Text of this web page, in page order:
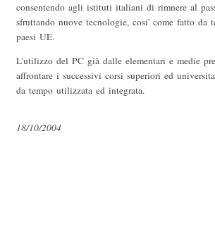
consentendo agli istituti italiani di rimnere al
sfruttando nuove tecnologie, cosi' come fatto da
paesi UE.
L'utilizzo del PC già dalle elementari e medie
affrontare i successivi corsi superiori ed
da tempo utilizzata ed integrata.
18/10/2004